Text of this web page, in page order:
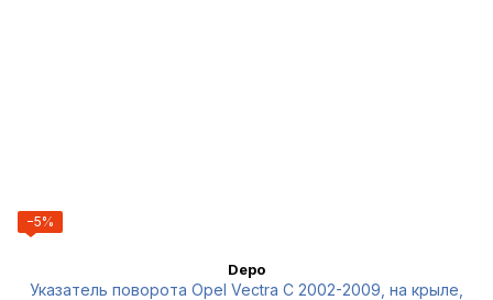
−5%
Depo
Указатель поворота Opel Vectra C 2002-2009, на крыле,